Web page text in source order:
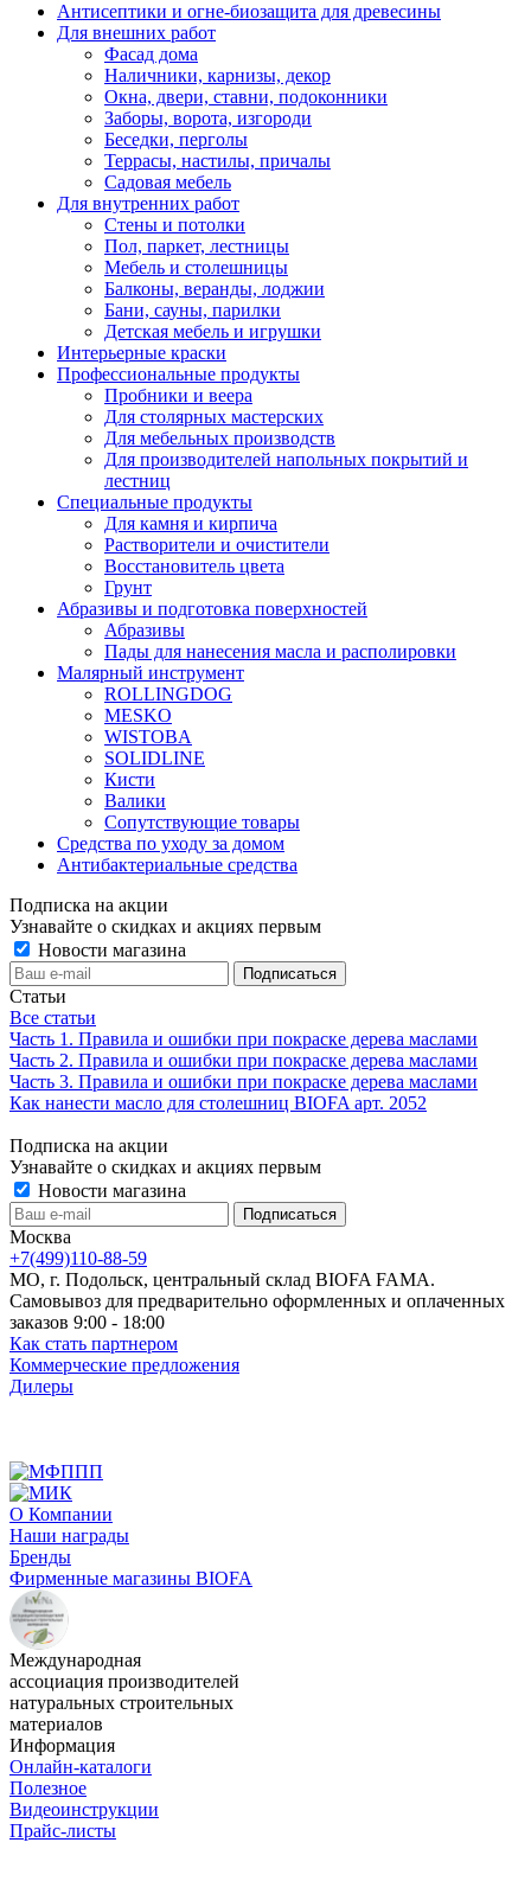
Антисептики и огне-биозащита для древесины
Для внешних работ
Фасад дома
Наличники, карнизы, декор
Окна, двери, ставни, подоконники
Заборы, ворота, изгороди
Беседки, перголы
Террасы, настилы, причалы
Садовая мебель
Для внутренних работ
Стены и потолки
Пол, паркет, лестницы
Мебель и столешницы
Балконы, веранды, лоджии
Бани, сауны, парилки
Детская мебель и игрушки
Интерьерные краски
Профессиональные продукты
Пробники и веера
Для столярных мастерских
Для мебельных производств
Для производителей напольных покрытий и
лестниц
Специальные продукты
Для камня и кирпича
Растворители и очистители
Восстановитель цвета
Грунт
Абразивы и подготовка поверхностей
Абразивы
Пады для нанесения масла и располировки
Малярный инструмент
ROLLINGDOG
MESKO
WISTOBA
SOLIDLINE
Кисти
Валики
Сопутствующие товары
Средства по уходу за домом
Антибактериальные средства
Подписка на акции
Узнавайте о скидках и акциях первым
Новости магазина
Статьи
Все статьи
Часть 1. Правила и ошибки при покраске дерева маслами
Часть 2. Правила и ошибки при покраске дерева маслами
Часть 3. Правила и ошибки при покраске дерева маслами
Как нанести масло для столешниц BIOFA арт. 2052
Подписка на акции
Узнавайте о скидках и акциях первым
Новости магазина
Москва
+7(499)110-88-59
МО, г. Подольск, центральный склад BIOFA FAMA.
Самовывоз для предварительно оформленных и оплаченных
заказов 9:00 - 18:00
Как стать партнером
Коммерческие предложения
Дилеры
О Компании
Наши награды
Бренды
Фирменные магазины BIOFA
Международная
ассоциация производителей
натуральных строительных
материалов
Информация
Онлайн-каталоги
Полезное
Видеоинструкции
Прайс-листы